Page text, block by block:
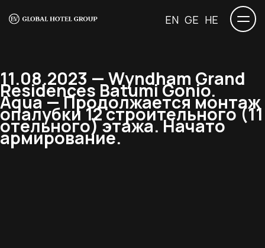
EN GE HE
11.08.2023 — Wyndham Grand
Residences Batumi Gonio.
Aqua — Продолжается монтаж
опалубки 12 строительного (11
отельного) этажа. Начато
армирование.